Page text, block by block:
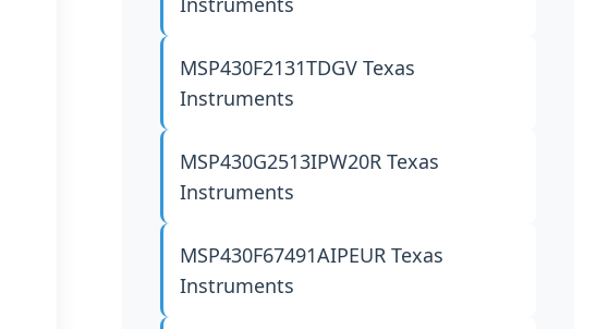
MSP430F2131TDGVTexas
Instruments
MSP430G2513IPW20RTexas
Instruments
MSP430F67491AIPEURTexas
Instruments